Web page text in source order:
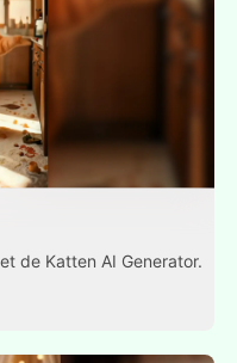
de Katten AI Generator.